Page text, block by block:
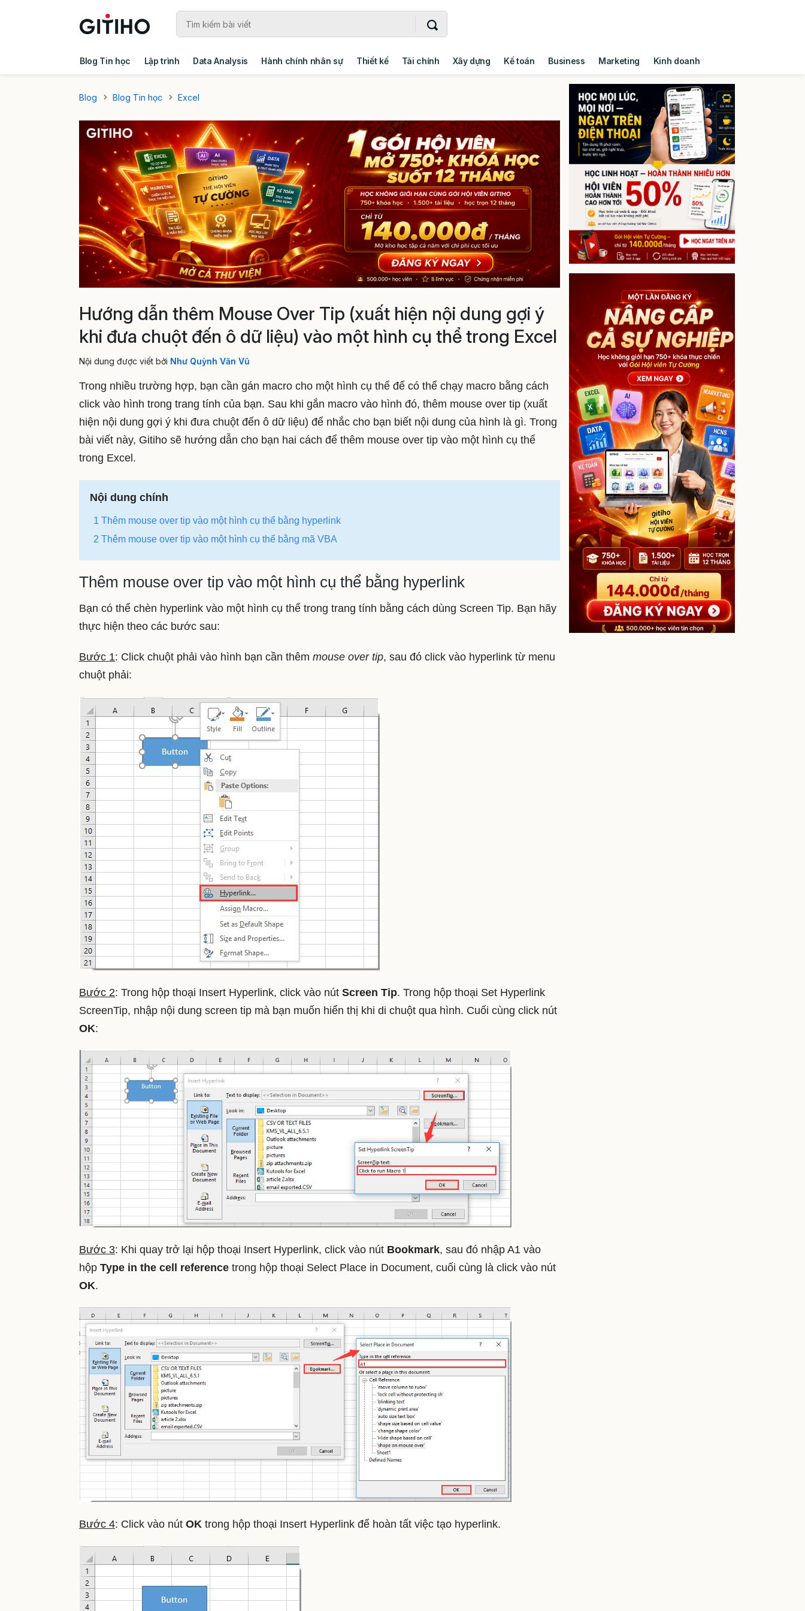
Blog Tin học Lập trình Data Analysis Hành chính nhân sự Thiết kế Tài chính Xây dựng Kế toán Business Marketing Kinh doanh
Blog
Blog Tin học Excel
Hướng dẫn thêm Mouse Over Tip (xuất hiện nội dung gợi ý
khi đưa chuột đến ô dữ liệu) vào một hình cụ thể trong Excel
Nội dung được viết bởi Như Quỳnh Văn Vũ
Trong nhiều trường hợp, bạn cần gán macro cho một hình cụ thể để có thể chạy macro bằng cách
click vào hình trong trang tính của bạn. Sau khi gắn macro vào hình đó, thêm mouse over tip (xuất
hiện nội dung gợi ý khi đưa chuột đến ô dữ liệu) để nhắc cho bạn biết nội dung của hình là gì. Trong
bài viết này, Gitiho sẽ hướng dẫn cho bạn hai cách để thêm mouse over tip vào một hình cụ thể
trong Excel.
Nội dung chính
1 Thêm mouse over tip vào một hình cụ thể bằng hyperlink
2 Thêm mouse over tip vào một hình cụ thể bằng mã VBA
Thêm mouse over tip vào một hình cụ thể bằng hyperlink
Bạn có thể chèn hyperlink vào một hình cụ thể trong trang tính bằng cách dùng Screen Tip. Bạn hãy
thực hiện theo các bước sau:
Bước 1: Click chuột phải vào hình bạn cần thêm mouse over tip, sau đó click vào hyperlink từ menu
chuột phải:
Bước 2: Trong hộp thoại Insert Hyperlink, click vào nút Screen Tip. Trong hộp thoại Set Hyperlink
ScreenTip, nhập nội dung screen tip mà bạn muốn hiển thị khi di chuột qua hình. Cuối cùng click nút
OK:
Bước 3: Khi quay trở lại hộp thoại Insert Hyperlink, click vào nút Bookmark, sau đó nhập A1 vào
hộp Type in the cell reference trong hộp thoại Select Place in Document, cuối cùng là click vào nút
OK.
Bước 4: Click vào nút OK trong hộp thoại Insert Hyperlink để hoàn tất việc tạo hyperlink.